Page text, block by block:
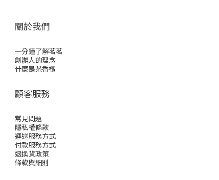
關於我們
一分鐘了解茗茗
創辦人的理念
什麼是茶香檳
顧客服務
常見問題
隱私權條款
運送服務方式
付款服務方式
退換貨政策
條款與細則